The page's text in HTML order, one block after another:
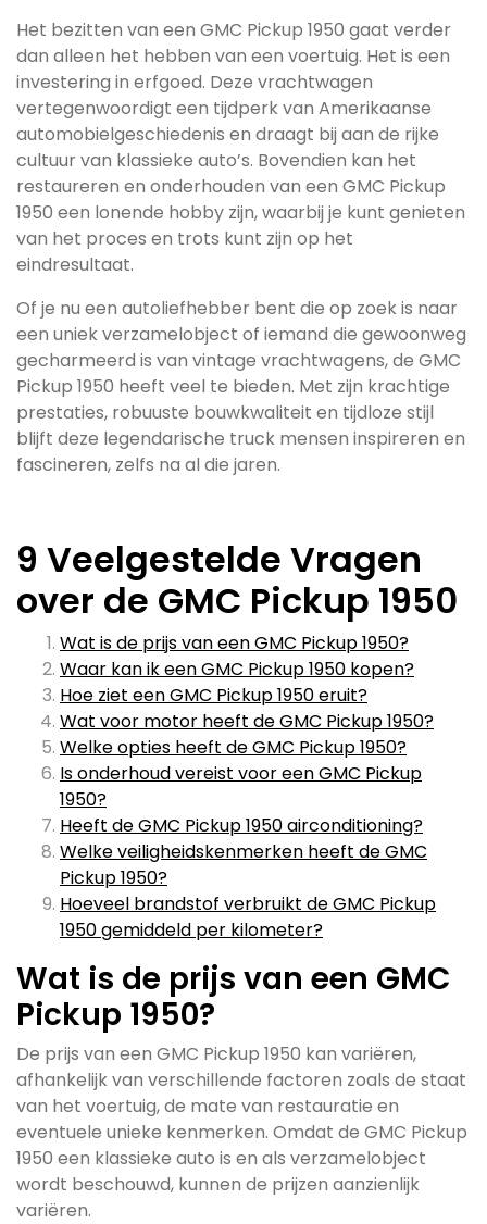
Het bezitten van een GMC Pickup 1950 gaat verder
dan alleen het hebben van een voertuig. Het is een
investering in erfgoed. Deze vrachtwagen
vertegenwoordigt een tijdperk van Amerikaanse
automobielgeschiedenis en draagt bij aan de rijke
cultuur van klassieke auto’s. Bovendien kan het
restaureren en onderhouden van een GMC Pickup
1950 een lonende hobby zijn, waarbij je kunt genieten
van het proces en trots kunt zijn op het
eindresultaat.
Of je nu een autoliefhebber bent die op zoek is naar
een uniek verzamelobject of iemand die gewoonweg
gecharmeerd is van vintage vrachtwagens, de GMC
Pickup 1950 heeft veel te bieden. Met zijn krachtige
prestaties, robuuste bouwkwaliteit en tijdloze stijl
blijft deze legendarische truck mensen inspireren en
fascineren, zelfs na al die jaren.
9 Veelgestelde Vragen
over de GMC Pickup 1950
Wat is de prijs van een GMC Pickup 1950?
Waar kan ik een GMC Pickup 1950 kopen?
Hoe ziet een GMC Pickup 1950 eruit?
Wat voor motor heeft de GMC Pickup 1950?
Welke opties heeft de GMC Pickup 1950?
Is onderhoud vereist voor een GMC Pickup
1950?
Heeft de GMC Pickup 1950 airconditioning?
Welke veiligheidskenmerken heeft de GMC
Pickup 1950?
Hoeveel brandstof verbruikt de GMC Pickup
1950 gemiddeld per kilometer?
Wat is de prijs van een GMC
Pickup 1950?
De prijs van een GMC Pickup 1950 kan variëren,
afhankelijk van verschillende factoren zoals de staat
van het voertuig, de mate van restauratie en
eventuele unieke kenmerken. Omdat de GMC Pickup
1950 een klassieke auto is en als verzamelobject
wordt beschouwd, kunnen de prijzen aanzienlijk
variëren.